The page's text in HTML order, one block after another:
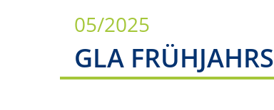
05/2025
GLA